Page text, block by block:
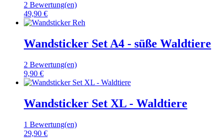
2 Bewertung(en)
49,90 €
Wandsticker Set A4 - süße Waldtiere
2 Bewertung(en)
9,90 €
Wandsticker Set XL - Waldtiere
1 Bewertung(en)
29,90 €